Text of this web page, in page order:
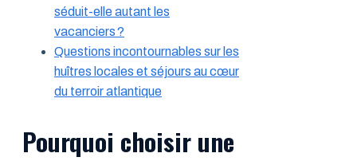
séduit-elle autant les
vacanciers ?
Questions incontournables sur les
huîtres locales et séjours au cœur
du terroir atlantique
Pourquoi choisir une